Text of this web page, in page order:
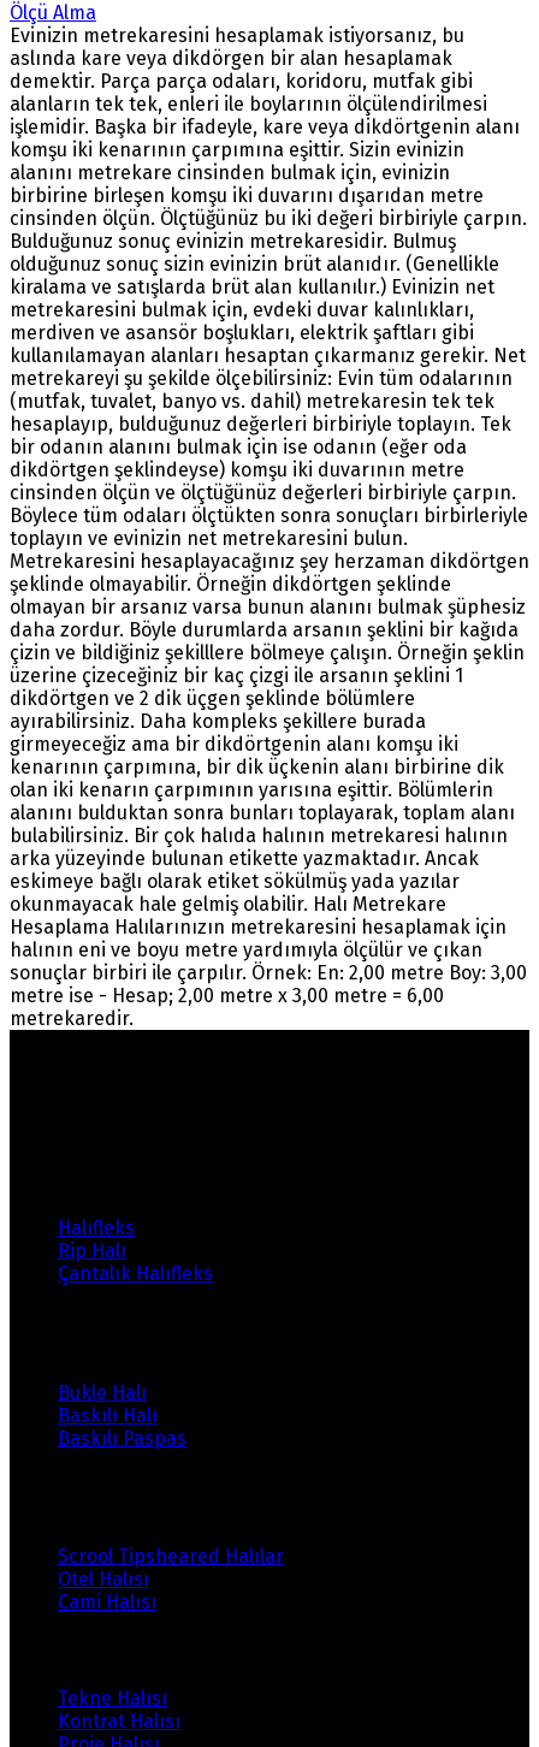
Ölçü Alma
Evinizin metrekaresini hesaplamak istiyorsanız, bu
aslında kare veya dikdörgen bir alan hesaplamak
demektir. Parça parça odaları, koridoru, mutfak gibi
alanların tek tek, enleri ile boylarının ölçülendirilmesi
işlemidir. Başka bir ifadeyle, kare veya dikdörtgenin alanı
komşu iki kenarının çarpımına eşittir. Sizin evinizin
alanını metrekare cinsinden bulmak için, evinizin
birbirine birleşen komşu iki duvarını dışarıdan metre
cinsinden ölçün. Ölçtüğünüz bu iki değeri birbiriyle çarpın.
Bulduğunuz sonuç evinizin metrekaresidir. Bulmuş
olduğunuz sonuç sizin evinizin brüt alanıdır. (Genellikle
kiralama ve satışlarda brüt alan kullanılır.) Evinizin net
metrekaresini bulmak için, evdeki duvar kalınlıkları,
merdiven ve asansör boşlukları, elektrik şaftları gibi
kullanılamayan alanları hesaptan çıkarmanız gerekir. Net
metrekareyi şu şekilde ölçebilirsiniz: Evin tüm odalarının
(mutfak, tuvalet, banyo vs. dahil) metrekaresin tek tek
hesaplayıp, bulduğunuz değerleri birbiriyle toplayın. Tek
bir odanın alanını bulmak için ise odanın (eğer oda
dikdörtgen şeklindeyse) komşu iki duvarının metre
cinsinden ölçün ve ölçtüğünüz değerleri birbiriyle çarpın.
Böylece tüm odaları ölçtükten sonra sonuçları birbirleriyle
toplayın ve evinizin net metrekaresini bulun.
Metrekaresini hesaplayacağınız şey herzaman dikdörtgen
şeklinde olmayabilir. Örneğin dikdörtgen şeklinde
olmayan bir arsanız varsa bunun alanını bulmak şüphesiz
daha zordur. Böyle durumlarda arsanın şeklini bir kağıda
çizin ve bildiğiniz şekilllere bölmeye çalışın. Örneğin şeklin
üzerine çizeceğiniz bir kaç çizgi ile arsanın şeklini 1
dikdörtgen ve 2 dik üçgen şeklinde bölümlere
ayırabilirsiniz. Daha kompleks şekillere burada
girmeyeceğiz ama bir dikdörtgenin alanı komşu iki
kenarının çarpımına, bir dik üçkenin alanı birbirine dik
olan iki kenarın çarpımının yarısına eşittir. Bölümlerin
alanını bulduktan sonra bunları toplayarak, toplam alanı
bulabilirsiniz. Bir çok halıda halının metrekaresi halının
arka yüzeyinde bulunan etikette yazmaktadır. Ancak
eskimeye bağlı olarak etiket sökülmüş yada yazılar
okunmayacak hale gelmiş olabilir. Halı Metrekare
Hesaplama Halılarınızın metrekaresini hesaplamak için
halının eni ve boyu metre yardımıyla ölçülür ve çıkan
sonuçlar birbiri ile çarpılır. Örnek: En: 2,00 metre Boy: 3,00
metre ise - Hesap; 2,00 metre x 3,00 metre = 6,00
metrekaredir.
Halıfleks
Rip Halı
Çantalık Halıfleks
Bukle Halı
Baskılı Halı
Baskılı Paspas
Scrool Tipsheared Halılar
Otel Halısı
Cami Halısı
Tekne Halısı
Kontrat Halısı